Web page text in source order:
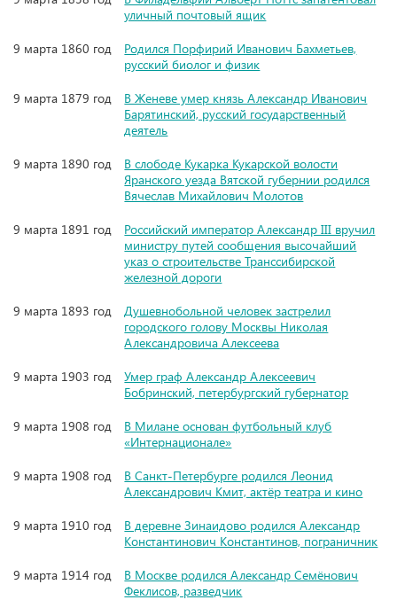
уличный почтовый ящик
9 марта 1860 год
Родился Порфирий Иванович Бахметьев,
русский биолог и физик
9 марта 1879 год
В Женеве умер князь Александр Иванович
Барятинский, русский государственный
деятель
9 марта 1890 год
В слободе Кукарка Кукарской волости
Яранского уезда Вятской губернии родился
Вячеслав Михайлович Молотов
9 марта 1891 год
Российский император Александр III вручил
министру путей сообщения высочайший
указ о строительстве Транссибирской
железной дороги
9 марта 1893 год
Душевнобольной человек застрелил
городского голову Москвы Николая
Александровича Алексеева
9 марта 1903 год
Умер граф Александр Алексеевич
Бобринский, петербургский губернатор
9 марта 1908 год
В Милане основан футбольный клуб
«Интернационале»
9 марта 1908 год
В Санкт-Петербурге родился Леонид
Александрович Кмит, актёр театра и кино
9 марта 1910 год
В деревне Зинаидово родился Александр
Константинович Константинов, пограничник
9 марта 1914 год
В Москве родился Александр Семёнович
Феклисов, разведчик